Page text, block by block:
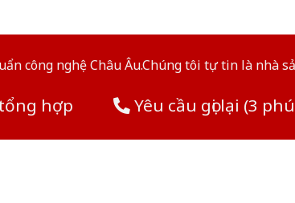
công nghệ Châu Âu.Chúng tôi tự tin là nhà
hợp Yêu cầu gọi lại (3